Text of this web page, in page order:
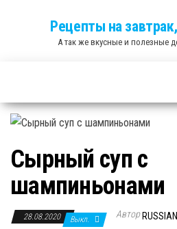
Рецепты на
А так же вкусные и полезные
Сырный суп с
шампиньонами
28.08.2020 Выкл. Автор